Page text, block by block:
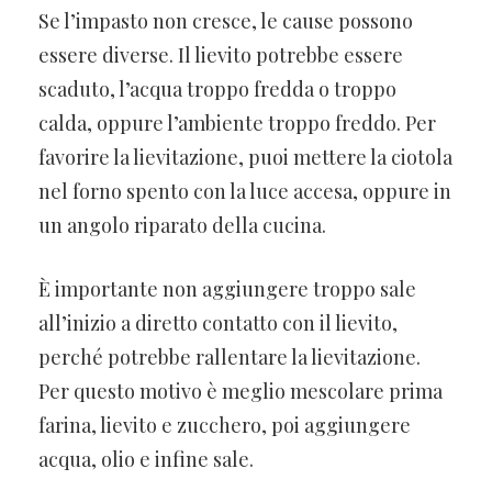
Se l’impasto non cresce, le cause possono
essere diverse. Il lievito potrebbe essere
scaduto, l’acqua troppo fredda o troppo
calda, oppure l’ambiente troppo freddo. Per
favorire la lievitazione, puoi mettere la ciotola
nel forno spento con la luce accesa, oppure in
un angolo riparato della cucina.
È importante non aggiungere troppo sale
all’inizio a diretto contatto con il lievito,
perché potrebbe rallentare la lievitazione.
Per questo motivo è meglio mescolare prima
farina, lievito e zucchero, poi aggiungere
acqua, olio e infine sale.